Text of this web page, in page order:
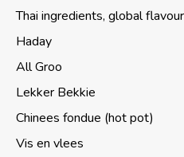
Thai ingredients, global
Haday
All Groo
Lekker Bekkie
Chinees fondue (hot pot)
Vis en vlees